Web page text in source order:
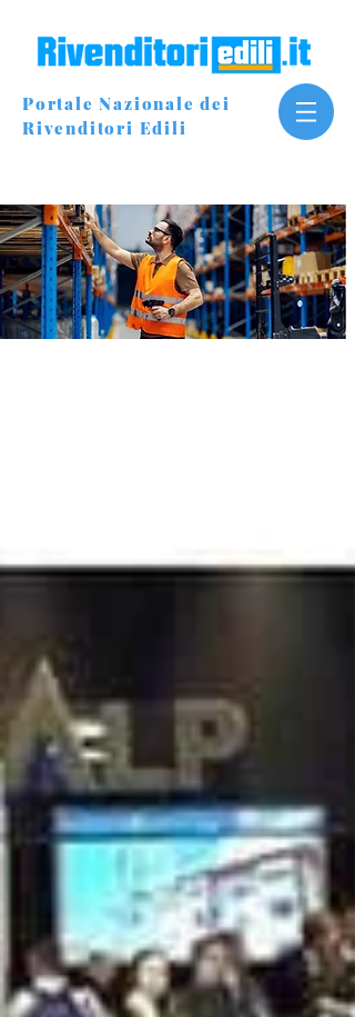
Portale Nazionale dei
Rivenditori Edili